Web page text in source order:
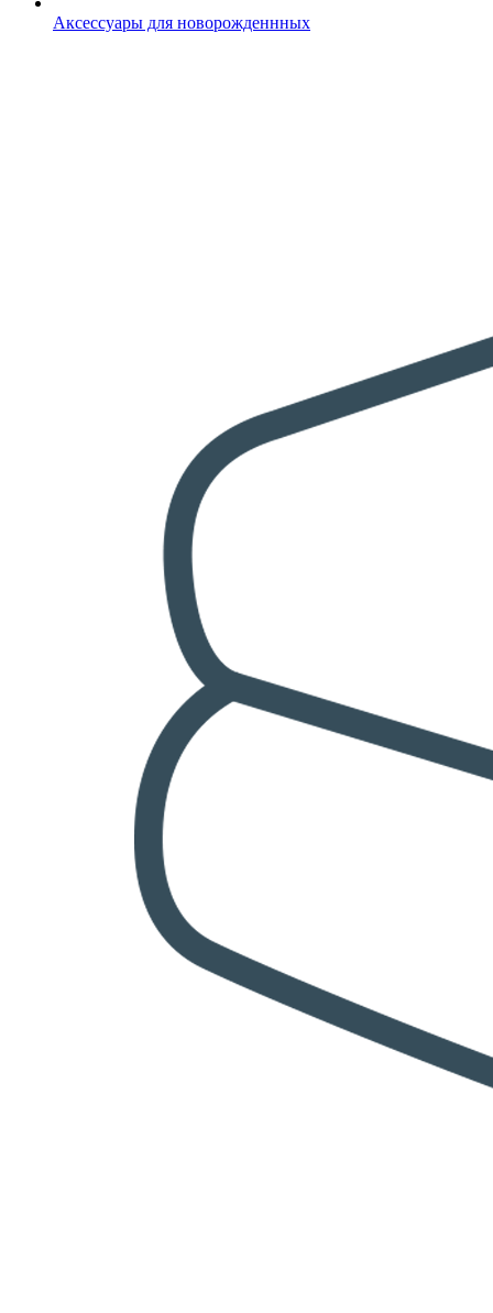
Аксессуары для новорожденнных